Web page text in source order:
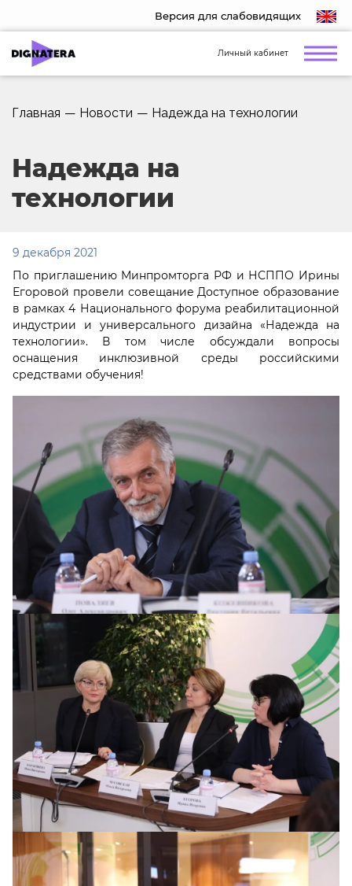
Версия для слабовидящих
Личный кабинет
Главная — Новости — Надежда на технологии
Надежда на
технологии
9 декабря 2021
По приглашению Минпромторга РФ и НСППО Ирины
Егоровой провели совещание Доступное образование
в рамках 4 Национального форума реабилитационной
индустрии и универсального дизайна «Надежда на
технологии». В том числе обсуждали вопросы
оснащения инклюзивной среды российскими
средствами обучения!